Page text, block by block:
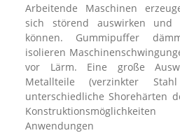
Arbeitende Maschinen
sich störend auswirken und
können. Gummipuffer
isolieren
vor Lärm. Eine große
Metallteile (verzinkter
unterschiedliche Shorehärten
Anwendungen